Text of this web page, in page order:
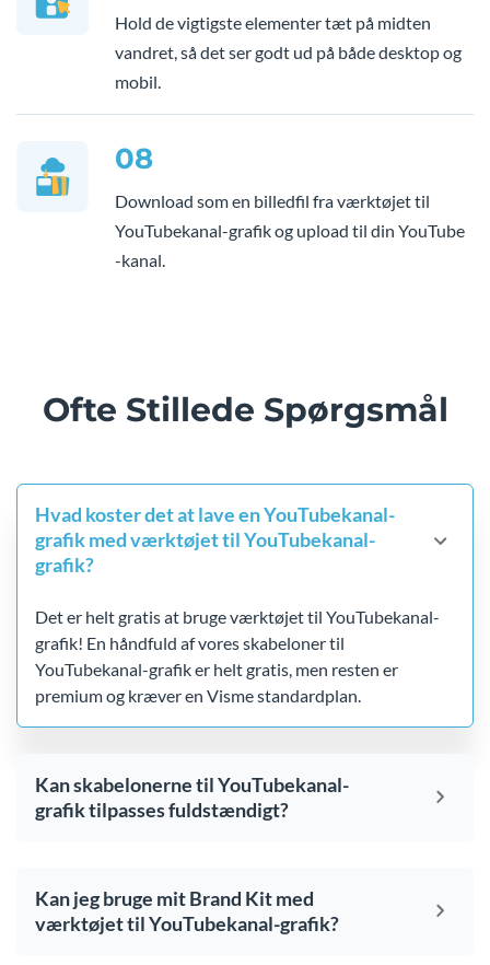
Hold de vigtigste elementer tæt på midten
vandret, så det ser godt ud på både desktop og
mobil.
08
Download som en billedfil fra værktøjet til
YouTubekanal-grafik og upload til din YouTube
-kanal.
Ofte Stillede Spørgsmål
Hvad koster det at lave en YouTubekanal-
grafik med værktøjet til YouTubekanal-
grafik?
Det er helt gratis at bruge værktøjet til YouTubekanal-
grafik! En håndfuld af vores skabeloner til
YouTubekanal-grafik er helt gratis, men resten er
premium og kræver en Visme standardplan.
Kan skabelonerne til YouTubekanal-
grafik tilpasses fuldstændigt?
Kan jeg bruge mit Brand Kit med
værktøjet til YouTubekanal-grafik?